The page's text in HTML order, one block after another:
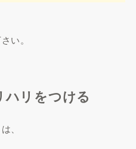
い。
リをつける
、